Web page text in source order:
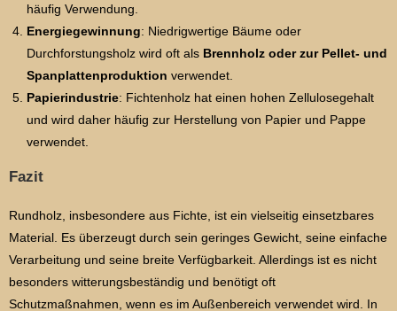
häufig Verwendung.
Energiegewinnung: Niedrigwertige Bäume oder
Durchforstungsholz wird oft als Brennholz oder zur Pellet- und
Spanplattenproduktion verwendet.
Papierindustrie: Fichtenholz hat einen hohen Zellulosegehalt
und wird daher häufig zur Herstellung von Papier und Pappe
verwendet.
Fazit
Rundholz, insbesondere aus Fichte, ist ein vielseitig einsetzbares
Material. Es überzeugt durch sein geringes Gewicht, seine einfache
Verarbeitung und seine breite Verfügbarkeit. Allerdings ist es nicht
besonders witterungsbeständig und benötigt oft
Schutzmaßnahmen, wenn es im Außenbereich verwendet wird. In